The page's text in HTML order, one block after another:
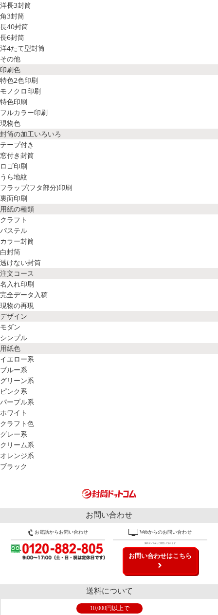
洋長3封筒
角3封筒
長40封筒
長6封筒
洋4たて型封筒
その他
印刷色
特色2色印刷
モノクロ印刷
特色印刷
フルカラー印刷
現物色
封筒の加工いろいろ
テープ付き
窓付き封筒
ロゴ印刷
うら地紋
フラップ(フタ部分)印刷
裏面印刷
用紙の種類
クラフト
パステル
カラー封筒
白封筒
透けない封筒
注文コース
名入れ印刷
完全データ入稿
現物の再現
デザイン
モダン
シンプル
用紙色
イエロー系
ブルー系
グリーン系
ピンク系
パープル系
ホワイト
クラフト色
グレー系
クリーム系
オレンジ系
ブラック
お問い合わせ
お電話からお問い合わせ Webからのお問い合わせ
無料サンプルもご用意しております
お問い合わせはこちら
送料について
10,000円以上で